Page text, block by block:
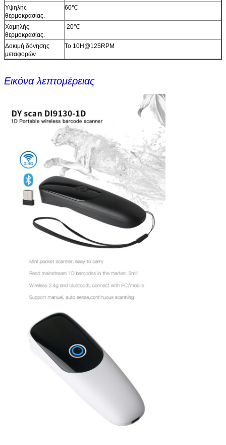
Υψηλής
θερμοκρασίας.
60℃
Χαμηλής
θερμοκρασίας.
-20℃
Δοκιμή δόνησης
μεταφορών
Το 10H@125RPM
Εικόνα λεπτομέρειας